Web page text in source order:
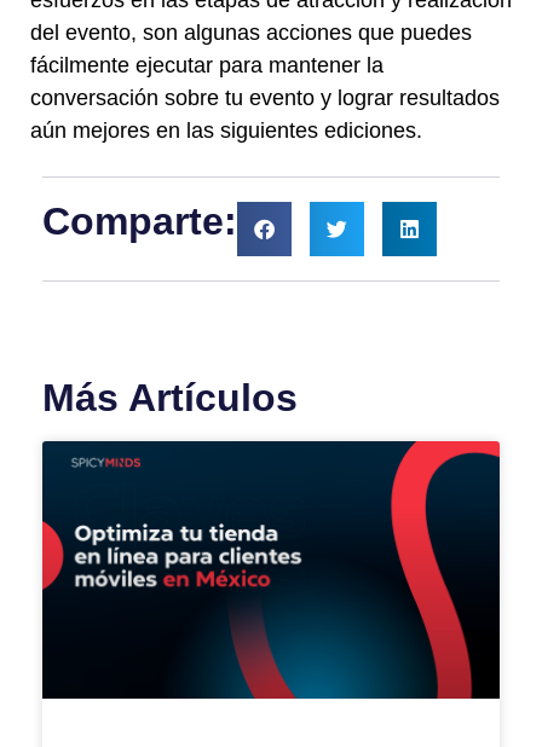
del evento, son algunas acciones que puedes
fácilmente ejecutar para mantener la
conversación sobre tu evento y lograr resultados
aún mejores en las siguientes ediciones.
Comparte:
Más Artículos